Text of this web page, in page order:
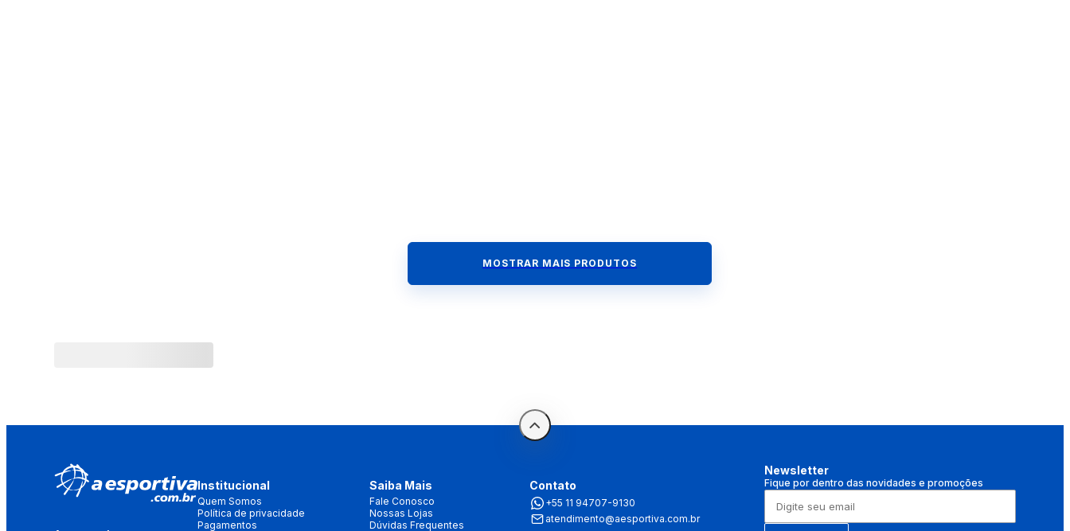
MOSTRAR MAIS PRODUTOS
Institucional
Quem Somos
Política de privacidade
Pagamentos
Saiba Mais
Fale Conosco
Nossas Lojas
Dúvidas Frequentes
Contato
+55 11 94707-9130
atendimento@aesportiva.com.br
Newsletter
Fique por dentro das novidades e promoções